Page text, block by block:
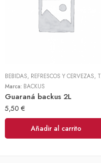
BEBIDAS, REFRESCOS Y CERVEZAS, TODOS
Marca: BACKUS
Guaraná backus 2L
5,50 €
Añadir al carrito